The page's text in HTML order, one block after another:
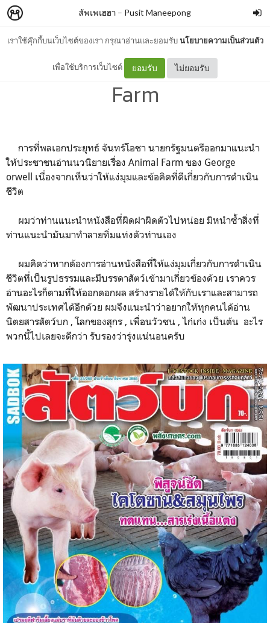
เราใช้คุ๊กกี้บนเว็บไซต์ของเรา กรุณาอ่านและยอมรับนโยบายความเป็นส่วนตัว
เพื่อใช้บริการเว็บไซต์ ยอมรับ ไม่ยอมรับ
สัพเพเฮฮา – Pusit Maneepong
ไม่จำเป็นต้องอ่าน Animal
Farm
การที่พลเอกประยุทธ์ จันทร์โอชา นายกรัฐมนตรีออกมาแนะนำ
ให้ประชาชนอ่านนวนิยายเรื่อง Animal Farm ของ George
orwell เนื่องจากเห็นว่าให้แง่มุมและข้อคิดที่ดีเกี่ยวกับการดำเนิน
ชีวิต
ผมว่าท่านแนะนำหนังสือที่ผิดฝาผิดตัวไปหน่อย มิหนำซ้ำสิ่งที่
ท่านแนะนำมันมาทำลายทิ่มแท่งตัวท่านเอง
ผมคิดว่าหากต้องการอ่านหนังสือที่ให้แง่มุมเกี่ยวกับการดำเนิน
ชีวิตที่เป็นรูปธรรมและมีบรรดาสัตว์เข้ามาเกี่ยวข้องด้วย เราควร
อ่านอะไรก็ตามที่ให้ออกดอกผล สร้างรายได้ให้กับเราและสามารถ
พัฒนาประเทศได้อีกด้วย ผมจึงแนะนำว่าอยากให้ทุกคนได้อ่าน
นิตยสารสัตว์บก , โลกของสุกร , เพื่อนวัวชน , ไก่เก่ง เป็นต้น อะไร
พวกนี้ไปเลยจะดีกว่า รับรองว่ารุ่งแน่นอนครับ